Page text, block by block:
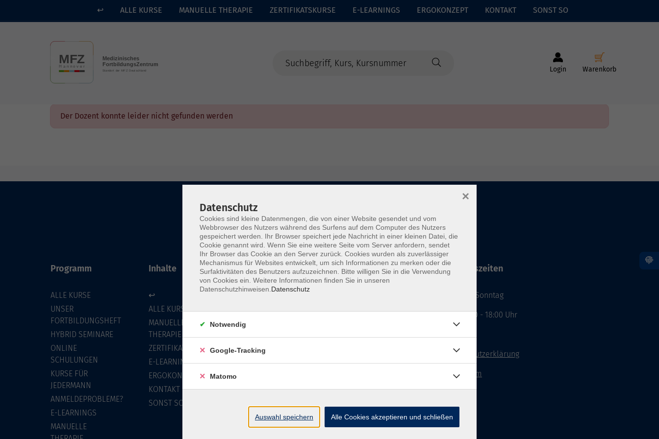
Skip to main content
↩ ALLE KURSE MANUELLE THERAPIE ZERTIFIKATSKURSE E-LEARNINGS ERGOKONZEPT KONTAKT SONST SO
Login Warenkorb
Der Dozent konnte leider nicht gefunden werden
Programm
ALLE KURSE
UNSER
FORTBILDUNGSHEFT
HYBRID SEMINARE
ONLINE
SCHULUNGEN
KURSE FÜR
JEDERMANN
ANMELDEPROBLEME?
E-LEARNINGS
MANUELLE
Inhalte
↩
ALLE KURSE
MANUELLE
THERAPIE
ZERTIFIKATSKURSE
E-LEARNINGS
ERGOKONZEPT
KONTAKT
SONST SO
MFZ HANNOVER GMBH & CO KG
Hildesheimer Str. 265
📞Telefon: +49 511 844 14 18
Öffnungszeiten
Montag - Sonntag
von: 08:00 - 18:00 Uhr
Datenschutzerklärung
Impressum
Widerruf
Datenschutz
Cookies sind kleine Datenmengen, die von einer Website gesendet und vom
Webbrowser des Nutzers während des Surfens auf dem Computer des Nutzers
gespeichert werden. Ihr Browser speichert jede Nachricht in einer kleinen Datei, die
Cookie genannt wird. Wenn Sie eine weitere Seite vom Server anfordern, sendet
Ihr Browser das Cookie an den Server zurück. Cookies wurden als zuverlässiger
Mechanismus für Websites entwickelt, um sich Informationen zu merken oder die
Surfaktivitäten des Benutzers aufzuzeichnen. Bitte willigen Sie in die Verwendung
von Cookies ein. Weitere Informationen finden Sie in unseren
Datenschutzhinweisen. Datenschutz
×
Notwendig
Google-Tracking
Matomo
Auswahl speichern Alle Cookies akzeptieren und schließen